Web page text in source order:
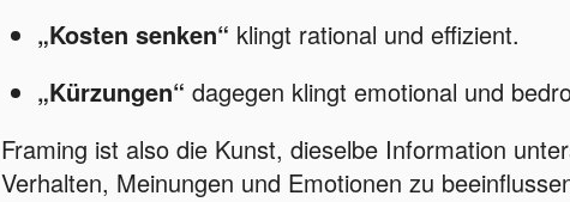
„Kosten senken“ klingt rational und effizient.
„Kürzungen“ dagegen klingt emotional und
Framing ist also die Kunst, dieselbe Information
Verhalten, Meinungen und Emotionen zu